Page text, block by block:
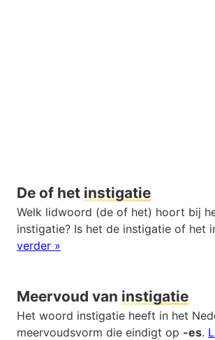
De of het instigatie
Welk lidwoord (de of het) hoort bij
instigatie? Is het de instigatie of het
verder »
Meervoud van instigatie
Het woord instigatie heeft in het
meervoudsvorm die eindigt op -es.